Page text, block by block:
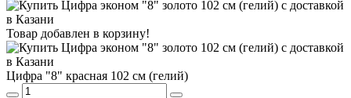
Товар добавлен в корзину!
Цифра "8" красная 102 см (гелий)